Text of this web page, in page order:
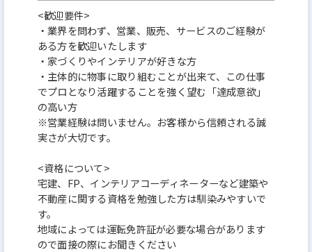
<歓迎要件>
・業界を問わず、営業、販売、サービスのご経験が
ある方を歓迎いたします
・家づくりやインテリアが好きな方
・主体的に物事に取り組むことが出来て、この仕事
でプロとなり活躍することを強く望む「達成意欲」
の高い方
※営業経験は問いません。お客様から信頼される誠
実さが大切です。
<資格について>
宅建、FP、インテリアコーディネーターなど建築や
不動産に関する資格を勉強した方は馴染みやすいで
す。
地域によっては運転免許証が必要な場合があります
ので面接の際にお聞きください